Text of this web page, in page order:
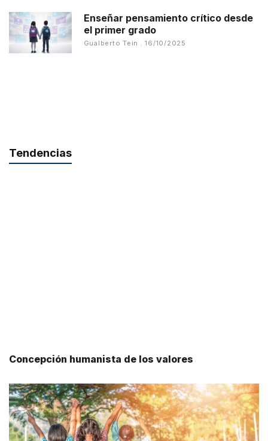
Enseñar pensamiento crítico desde
el primer grado
Gualberto Tein 16/10/2025
Tendencias
Concepción humanista de los valores